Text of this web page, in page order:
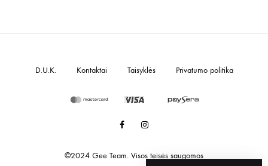
FacebookInstagram
©2024 Gee Team. Visos teisės saugomos
D.U.K. Kontaktai Taisyklės Privatumo politika